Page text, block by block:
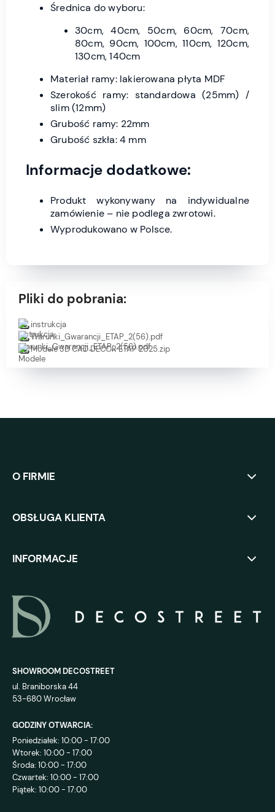
Średnica do wyboru:
30cm, 40cm, 50cm, 60cm, 70cm,
80cm, 90cm, 100cm, 110cm, 120cm,
130cm, 140cm
Materiał ramy: lakierowana płyta MDF
Szerokość ramy: standardowa (25mm) /
slim (12mm)
Grubość ramy: 22mm
Grubość szkła: 4 mm
Informacje dodatkowe:
Produkt wykonywany na indywidualne
zamówienie – nie podlega zwrotowi.
Wyprodukowano w Polsce.
Pliki do pobrania:
instrukcja
Warunki_Gwarancji_ETAP_2(56).pdf
Modele 3D CAD DECOR ETAP 2025.zip
O FIRMIE
OBSŁUGA KLIENTA
INFORMACJE
SHOWROOM DECOSTREET
ul. Braniborska 44
53-680 Wrocław
GODZINY OTWARCIA:
Poniedziałek: 10:00 - 17:00
Wtorek: 10:00 - 17:00
Środa: 10:00 - 17:00
Czwartek: 10:00 - 17:00
Piątek: 10:00 - 17:00